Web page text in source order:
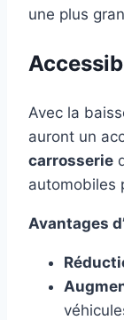
une plus
Avec la
auront un
carrosserie
automobiles
Avantages